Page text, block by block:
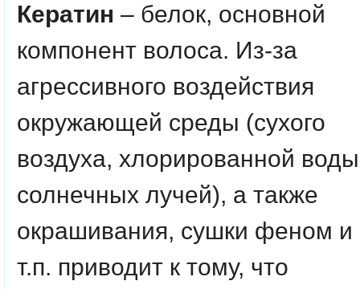
Кератин – белок, основной
компонент волоса. Из-за
агрессивного воздействия
окружающей среды (сухого
воздуха, хлорированной
солнечных лучей), а также
окрашивания, сушки феном и
т.п. приводит к тому, что